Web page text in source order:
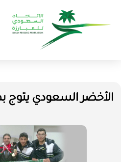
الأخضر السعودي يتوج